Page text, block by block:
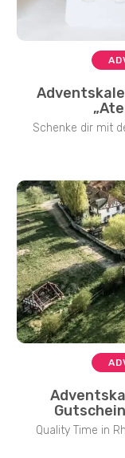
Schenke dir mit
Quality Time in